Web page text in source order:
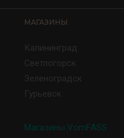
МАГАЗИНЫ
Калининград
Светлогорск
Зеленоградск
Гурьевск
Магазины VomFASS